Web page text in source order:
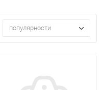
популярности